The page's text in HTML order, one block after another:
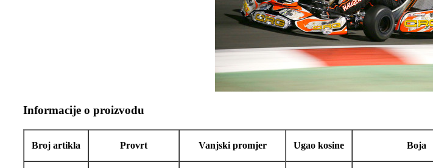
Informacije o proizvodu
Broj artikla Provrt Vanjski promjer Ugao kosine Boja